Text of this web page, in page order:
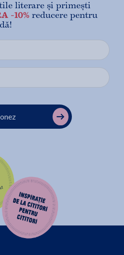
literare și primești
-10% reducere pentru